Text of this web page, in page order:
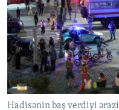
Hadisənin baş verdiyi ərazi